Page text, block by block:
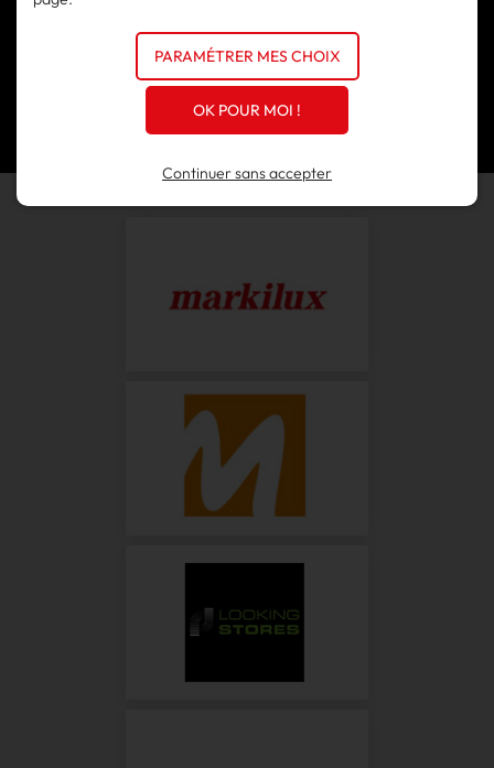
Installation volet roulant à Mouans-Sartoux
Installation volet roulant à Ramatuelle
Installation volet roulant à Roquefort-les-Pins
Installation volet roulant à Saint-Paul-de-Vence
PARAMÉTRER MES CHOIX
OK POUR MOI !
Continuer sans accepter